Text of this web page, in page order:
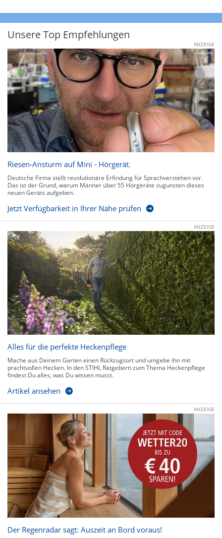
Unsere Top Empfehlungen
ANZEIGE
Riesen-Ansturm auf Mini - Hörgerät.
Deutsche Firma stellt revolutionäre Erfindung für Sprachverstehen vor.
Das ist der Grund, warum Männer über 55 Hörgeräte zugunsten dieses
neuen Geräts aufgeben.
Jetzt Verfügbarkeit in Ihrer Nähe prüfen
ANZEIGE
Alles für die perfekte Heckenpflege
Mache aus Deinem Garten einen Rückzugsort und umgebe ihn mit
prachtvollen Hecken. In den STIHL Ratgebern zum Thema Heckenpflege
findest Du alles, was Du wissen musst.
Artikel ansehen
ANZEIGE
Der Regenradar sagt: Auszeit an Bord voraus!